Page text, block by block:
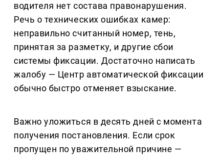
водителя нет состава правонарушения.
Речь о технических ошибках камер:
неправильно считанный номер, тень,
принятая за разметку, и другие сбои
системы фиксации. Достаточно написать
жалобу — Центр автоматической фиксации
обычно быстро отменяет взыскание.
Важно уложиться в десять дней с момента
получения постановления. Если срок
пропущен по уважительной причине —